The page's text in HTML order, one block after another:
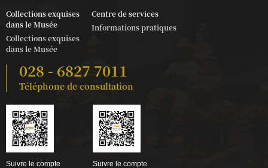
Collections exquises
dans le Musée
Collections exquises
dans le Musée
Centre de services
Informations pratiques
028 - 6827 7011
Téléphone de consultation
Suivre le compte
Suivre le compte